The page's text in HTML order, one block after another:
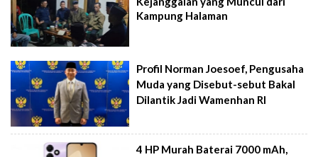
Kampung Halaman
Profil Norman Joesoef, Pengusaha
Muda yang Disebut-sebut Bakal
Dilantik Jadi Wamenhan RI
4 HP Murah Baterai 7000 mAh,